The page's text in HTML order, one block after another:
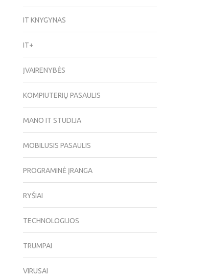
IT KNYGYNAS
IT+
ĮVAIRENYBĖS
KOMPIUTERIŲ PASAULIS
MANO IT STUDIJA
MOBILUSIS PASAULIS
PROGRAMINĖ ĮRANGA
RYŠIAI
TECHNOLOGIJOS
TRUMPAI
VIRUSAI